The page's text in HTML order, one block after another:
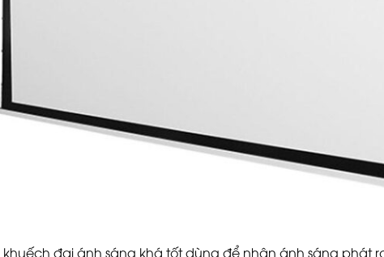
đại ánh sáng khá tốt dùng để nhận ánh sáng phát